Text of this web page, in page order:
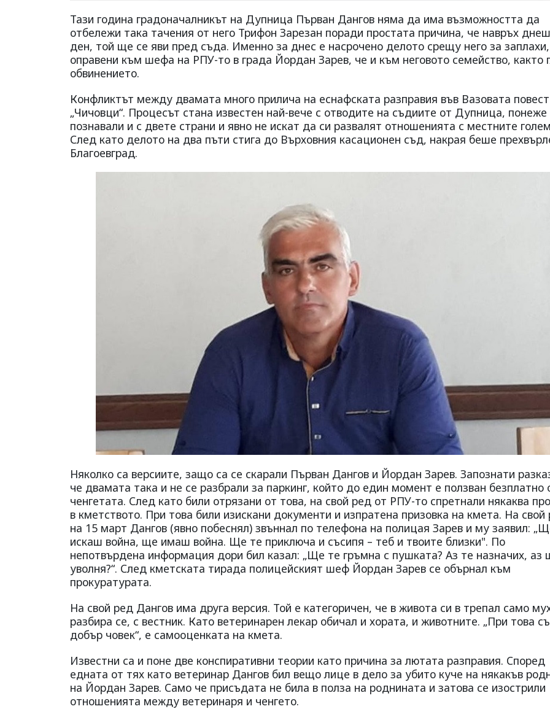
Тази година градоначалникът на Дупница Първан Дангов няма да има възможността да
отбележи така тачения от него Трифон Зарезан поради простата причина, че навръх
ден, той ще се яви пред съда. Именно за днес е насрочено делото срещу него за заплахи,
оправени към шефа на РПУ-то в града Йордан Зарев, че и към неговото семейство, както
обвинението.
Конфликтът между двамата много прилича на еснафската разправия във Вазовата повест
„Чичовци“. Процесът стана известен най-вече с отводите на съдиите от Дупница, понеже
познавали и с двете страни и явно не искат да си развалят отношенията с местните
След като делото на два пъти стига до Върховния касационен съд, накрая беше
Благоевград.
Няколко са версиите, защо са се скарали Първан Дангов и Йордан Зарев. Запознати
че двамата така и не се разбрали за паркинг, който до един момент е ползван безплатно
ченгетата. След като били отрязани от това, на свой ред от РПУ-то спретнали някаква
в кметството. При това били изискани документи и изпратена призовка на кмета. На свой
на 15 март Дангов (явно побеснял) звъннал по телефона на полицая Зарев и му заявил:
искаш война, ще имаш война. Ще те приключа и съсипя – теб и твоите близки". По
непотвърдена информация дори бил казал: „Ще те гръмна с пушката? Аз те назначих, аз
уволня?“. След кметската тирада полицейският шеф Йордан Зарев се обърнал към
прокуратурата.
На свой ред Дангов има друга версия. Той е категоричен, че в живота си в трепал само
разбира се, с вестник. Като ветеринарен лекар обичал и хората, и животните. „При това
добър човек“, е самооценката на кмета.
Известни са и поне две конспиративни теории като причина за лютата разправия. Според
едната от тях като ветеринар Дангов бил вещо лице в дело за убито куче на някакъв
на Йордан Зарев. Само че присъдата не била в полза на роднината и затова се изострили
отношенията между ветеринаря и ченгето.